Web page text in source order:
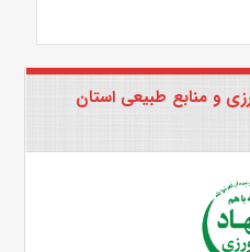
و منابع طبیعی استان